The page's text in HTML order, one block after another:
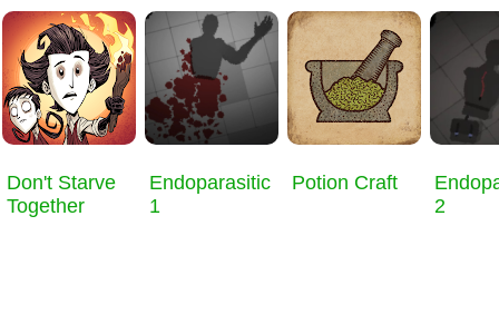
Don't Starve
Together
Endoparasitic
1
Potion Craft
2